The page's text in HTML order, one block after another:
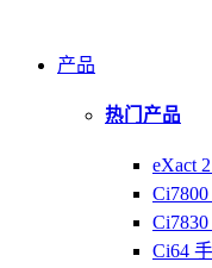
产品
热门产品
eXact
Ci64